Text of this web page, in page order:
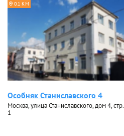
0.1 КМ
Особняк Станиславского 4
Москва, улица Станиславского, дом 4, стр.
1